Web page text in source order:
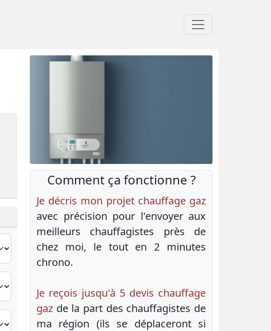
Comment ça fonctionne ?
Je décris mon projet chauffage gaz
avec précision pour l'envoyer aux
meilleurs chauffagistes près de
chez moi, le tout en 2 minutes
chrono.
Je reçois jusqu'à 5 devis chauffage
gaz de la part des chauffagistes de
ma région (ils se déplaceront si